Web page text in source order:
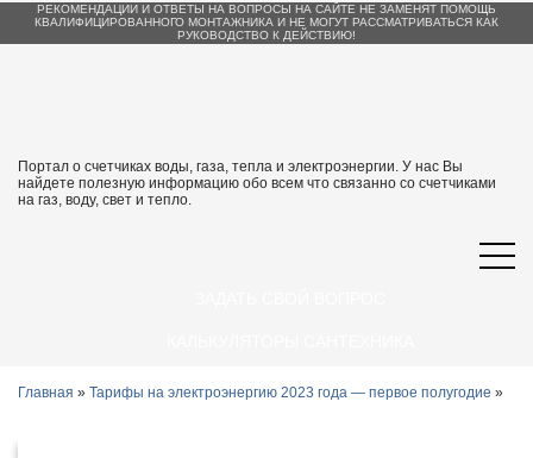
РЕКОМЕНДАЦИИ И ОТВЕТЫ НА ВОПРОСЫ НА САЙТЕ НЕ ЗАМЕНЯТ ПОМОЩЬ
КВАЛИФИЦИРОВАННОГО МОНТАЖНИКА И НЕ МОГУТ РАССМАТРИВАТЬСЯ КАК
РУКОВОДСТВО К ДЕЙСТВИЮ!
Портал о счетчиках воды, газа, тепла и электроэнергии. У нас Вы
найдете полезную информацию обо всем что связанно со счетчиками
на газ, воду, свет и тепло.
Главная » Тарифы на электроэнергию 2023 года — первое полугодие »